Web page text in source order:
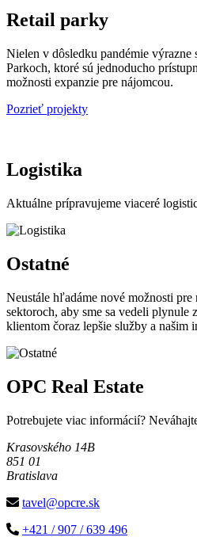
Retail parky
Nielen v dôsledku pandémie výrazne
Parkoch, ktoré sú jednoducho
možnosti expanzie pre nájomcou.
Pozrieť projekty
Logistika
Aktuálne prípravujeme viaceré
Ostatné
Neustále hľadáme nové možnosti
sektoroch, aby sme sa vedeli
klientom čoraz lepšie služby a našim
OPC Real Estate
Potrebujete viac informácií?
Krasovského 14B
851 01
Bratislava
tavel@opcre.sk
+421 / 907 / 639 496